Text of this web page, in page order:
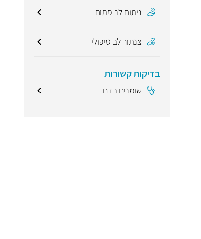
ניתוח לב פתוח
צנתור לב טיפולי
בדיקות קשורות
שומנים בדם